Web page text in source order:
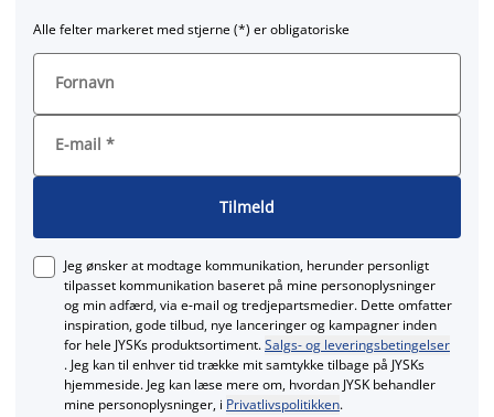
Alle felter markeret med stjerne (*) er obligatoriske
Fornavn
E-mail *
Tilmeld
Jeg ønsker at modtage kommunikation, herunder personligt
tilpasset kommunikation baseret på mine personoplysninger
og min adfærd, via e‑mail og tredjepartsmedier. Dette omfatter
inspiration, gode tilbud, nye lanceringer og kampagner inden
for hele JYSKs produktsortiment.Salgs- og leveringsbetingelser
. Jeg kan til enhver tid trække mit samtykke tilbage på JYSKs
hjemmeside. Jeg kan læse mere om, hvordan JYSK behandler
mine personoplysninger, i Privatlivspolitikken.